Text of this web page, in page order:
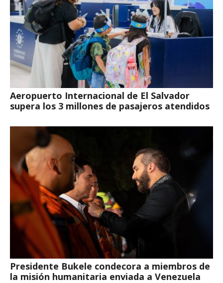
Aeropuerto Internacional de El Salvador
supera los 3 millones de pasajeros atendidos
Presidente Bukele condecora a miembros de
la misión humanitaria enviada a Venezuela